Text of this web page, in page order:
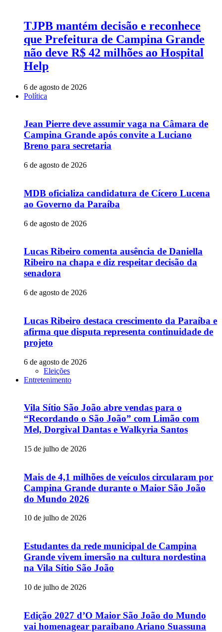
TJPB mantém decisão e reconhece
que Prefeitura de Campina Grande
não deve R$ 42 milhões ao Hospital
Help
6 de agosto de 2026
Política
Jean Pierre deve assumir vaga na Câmara de
Campina Grande após convite a Luciano
Breno para secretaria
6 de agosto de 2026
MDB oficializa candidatura de Cícero Lucena
ao Governo da Paraíba
6 de agosto de 2026
Lucas Ribeiro comenta ausência de Daniella
Ribeiro na chapa e diz respeitar decisão da
senadora
6 de agosto de 2026
Lucas Ribeiro destaca crescimento da Paraíba e
afirma que disputa representa continuidade de
projeto
6 de agosto de 2026
Eleições
Entretenimento
Vila Sítio São João abre vendas para o
“Recordando o São João” com Limão com
Mel, Dorgival Dantas e Walkyria Santos
15 de julho de 2026
Mais de 4,1 milhões de veículos circularam por
Campina Grande durante o Maior São João
do Mundo 2026
10 de julho de 2026
Estudantes da rede municipal de Campina
Grande vivem imersão na cultura nordestina
na Vila Sítio São João
10 de julho de 2026
Edição 2027 d’O Maior São João do Mundo
vai homenagear paraibano Ariano Suassuna